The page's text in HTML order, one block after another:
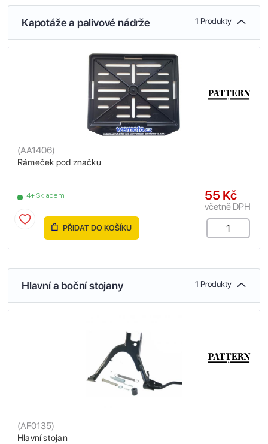
Kapotáže a palivové nádrže 1 Produkty
Rámeček pod značku
(AA1406)
4+ Skladem 55 Kč
včetně DPH
PŘIDAT DO KOŠÍKU
Hlavní a boční stojany 1 Produkty
Hlavní stojan
(AF0135)